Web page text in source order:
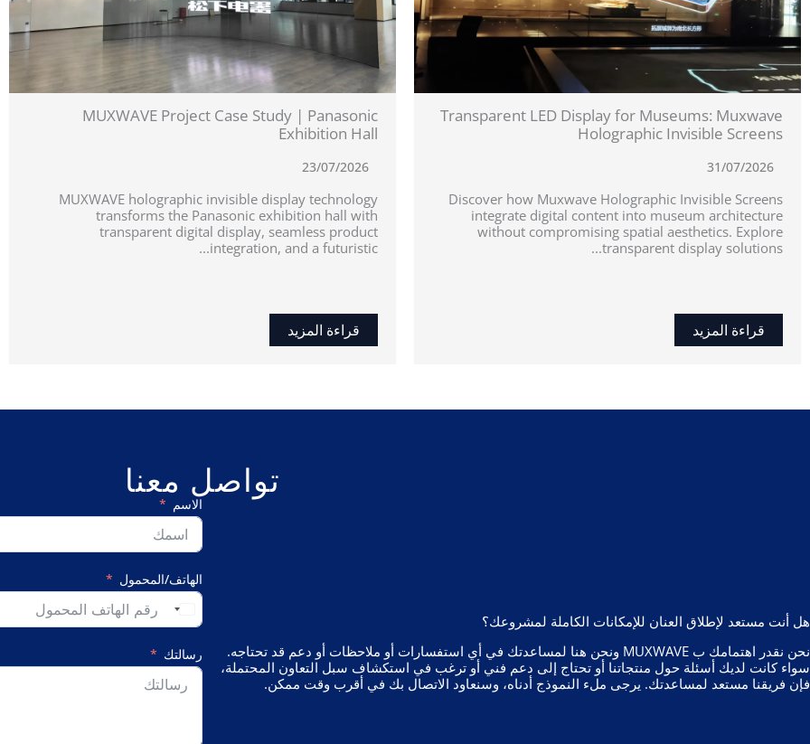
Transparent LED Display for Museums: Muxwave
Holographic Invisible Screens
31/07/2026
Discover how Muxwave Holographic Invisible Screens
integrate digital content into museum architecture
without compromising spatial aesthetics. Explore
transparent display solutions...
قراءة المزيد
MUXWAVE Project Case Study | Panasonic
Exhibition Hall
23/07/2026
MUXWAVE holographic invisible display technology
transforms the Panasonic exhibition hall with
transparent digital display, seamless product
integration, and a futuristic...
قراءة المزيد
تواصل معنا
هل أنت مستعد لإطلاق العنان للإمكانات الكاملة لمشروعك؟
نحن نقدر اهتمامك ب MUXWAVE ونحن هنا لمساعدتك في أي استفسارات أو ملاحظات أو دعم قد تحتاجه.
سواء كانت لديك أسئلة حول منتجاتنا أو تحتاج إلى دعم فني أو ترغب في استكشاف سبل التعاون المحتملة،
فإن فريقنا مستعد لمساعدتك. يرجى ملء النموذج أدناه، وسنعاود الاتصال بك في أقرب وقت ممكن.
الاسم
الهاتف/المحمول
رسالتك